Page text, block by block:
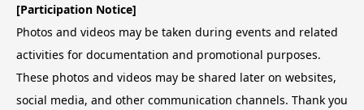
[Participation Notice]
Photos and videos may be taken during events and related
activities for documentation and promotional purposes.
These photos and videos may be shared later on websites,
social media, and other communication channels. Thank you